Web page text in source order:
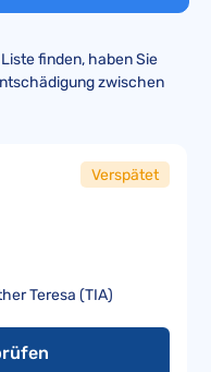
finden, haben Sie
zwischen
Verspätet
Teresa (TIA)